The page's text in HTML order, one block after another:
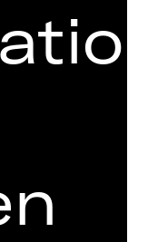
Nürnberg